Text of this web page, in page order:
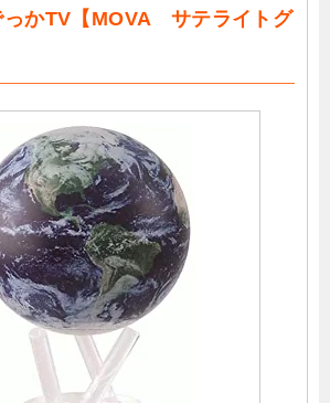
っかTV【MOVA サテライトグ